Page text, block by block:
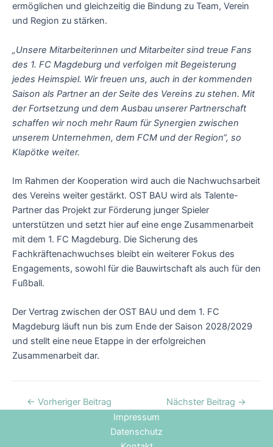
ermöglichen und gleichzeitig die Bindung zu Team, Verein
und Region zu stärken.
„Unsere Mitarbeiterinnen und Mitarbeiter sind treue Fans
des 1. FC Magdeburg und verfolgen mit Begeisterung
jedes Heimspiel. Wir freuen uns, auch in der kommenden
Saison als Partner an der Seite des Vereins zu stehen. Mit
der Fortsetzung und dem Ausbau unserer Partnerschaft
schaffen wir noch mehr Raum für Synergien zwischen
unserem Unternehmen, dem FCM und der Region“, so
Klapötke weiter.
Im Rahmen der Kooperation wird auch die Nachwuchsarbeit
des Vereins weiter gestärkt. OST BAU wird als Talente-
Partner das Projekt zur Förderung junger Spieler
unterstützen und setzt hier auf eine enge Zusammenarbeit
mit dem 1. FC Magdeburg. Die Sicherung des
Fachkräftenachwuchses bleibt ein weiterer Fokus des
Engagements, sowohl für die Bauwirtschaft als auch für den
Fußball.
Der Vertrag zwischen der OST BAU und dem 1. FC
Magdeburg läuft nun bis zum Ende der Saison 2028/2029
und stellt eine neue Etappe in der erfolgreichen
Zusammenarbeit dar.
← Vorheriger Beitrag Nächster Beitrag →
Impressum
Datenschutz